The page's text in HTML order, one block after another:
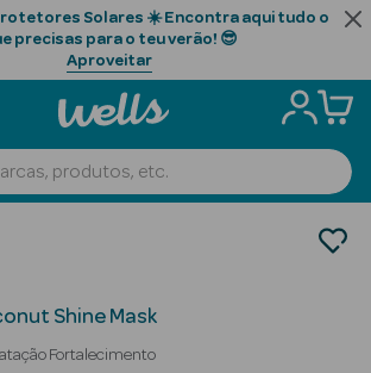
Solares ☀️ Encontra aqui tudo o
precisas para o teu verão! 😎
Aproveitar
Shine Mask
Fortalecimento